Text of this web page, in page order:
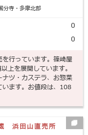
分寺・多摩北部
0
0
行っています。篠崎屋
上を展開しています。
ツ・カステラ、お惣菜
ます。お値段は、108
浜田山直売所